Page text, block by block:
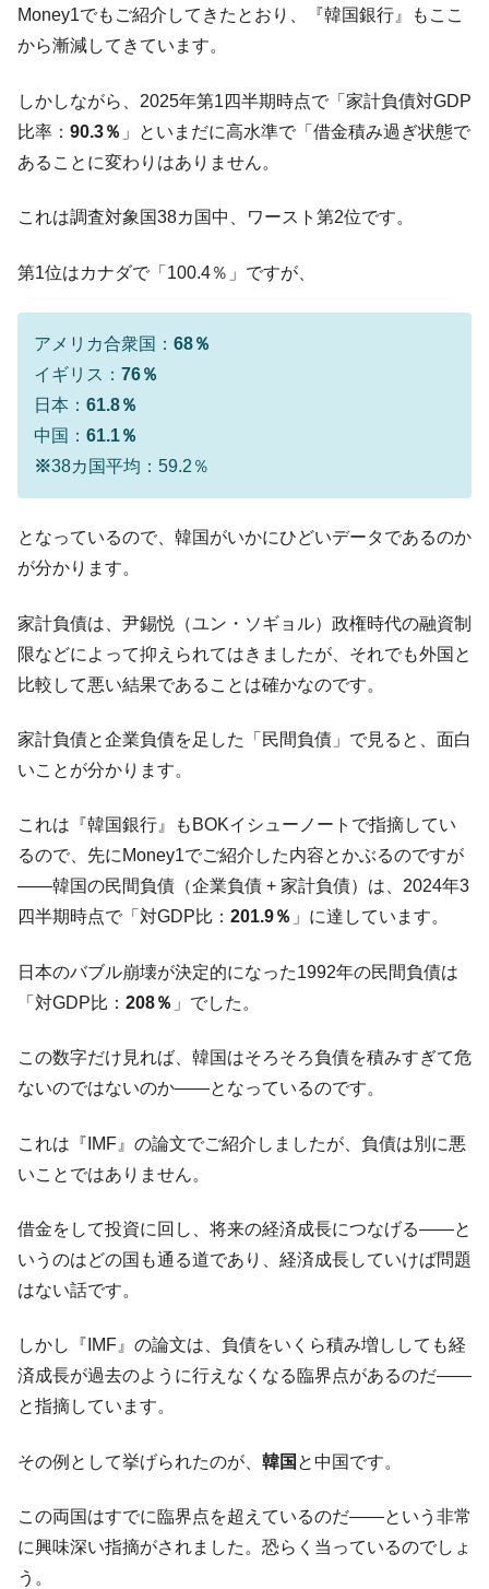
『Money1』
韓国･帰ってきた李在明。李在明を支持しな
い「50.5％」に上昇
韓国大統領府ボンクラ政策室長が告発され
た ⇒ 国家が行った恐るべき株価操作であり、空前の国政壟
断
『Money1』
韓国･警察職員が「丸刈りになって抗議活
中国だけが鉄鋼輸出を異常増加させる ⇒ 中
種は全般的「不調」⇒ PSIが示す現況は決して良くない。
『Money1』
【米韓激突案件】韓国消費者院が『クーパ
ン』1人当たり賠償10万ウォンを認定 ⇒ 総額3兆7,000億
『Money1』
「KDDX」1番艦、2032年竣工と公示
に韓国がいっちょがみしたのでは。
『Money1』
1.9倍！
『Money1』
在韓米国大使スティールが着韓！⇒ さっそ
く空港に詰めかけ「出て行け！」「極右勢力」のプラカー
『Money1』
韓国政府「2035年までに18.4GW規模のAIデ
ータセンター整備」⇒ だから無理だってば。
ほぼ終わった」
『Money1』
韓国『国民年金公団』株価暴落で200兆蒸
発。
『Money1』
韓国政府「ニセＫ-ブランドを通報しようキ
『Money1』
韓国「橋が落ちました」⇒ 耐久性「なさす
ぎ」では。
営業利益80.2％も減少
『Money1』
米国下院「韓国の公務員個人をターゲット
する差別。許してはおかぬ
『Money1』
韓国ボンクラ政策室長･金容範、株価暴落に
業績「史上最高益」当期純利益は前年同期比13.4倍に。
日本の誇る海洋資源調査船『白嶺』は先進技術の
Fact1
夏の甲子園、優勝校を最も多く輩出している都道
府県とは？
Fact1 奇跡の毛色「白毛馬」とは？
える賞金とは？
Fact1 平成仮面ライダーの意外すぎるモチーフとは？
Money1でもご紹介してきたとおり、『韓国銀行』もここ
から漸減してきています。
しかしながら、2025年第1四半期時点で「家計負債対GDP
比率： 90.3％ 」といまだに高水準で「借金積み過ぎ状態で
あることに変わりはありません。
これは調査対象国38カ国中、ワースト第2位です。
第1位はカナダで「100.4％」ですが、
アメリカ合衆国： 68％
イギリス： 76％
日本： 61.8％
中国： 61.1％
※38カ国平均：59.2％
となっているので、韓国がいかにひどいデータであるのか
が分かります。
家計負債は、尹錫悦（ユン・ソギョル）政権時代の融資制
限などによって抑えられてはきましたが、それでも外国と
比較して悪い結果であることは確かなのです。
家計負債と企業負債を足した「民間負債」で見ると、面白
いことが分かります。
これは『韓国銀行』もBOKイシューノートで指摘してい
るので、先にMoney1でご紹介した内容とかぶるのですが
――韓国の民間負債（企業負債 + 家計負債）は、2024年3
四半期時点で「対GDP比： 201.9％ 」に達しています。
日本のバブル崩壊が決定的になった1992年の民間負債は
「対GDP比： 208％ 」でした。
この数字だけ見れば、韓国はそろそろ負債を積みすぎて危
ないのではないのか――となっているのです。
これは『IMF』の論文でご紹介しましたが、負債は別に悪
いことではありません。
借金をして投資に回し、将来の経済成長につなげる――と
いうのはどの国も通る道であり、経済成長していけば問題
はない話です。
しかし『IMF』の論文は、負債をいくら積み増ししても経
済成長が過去のように行えなくなる臨界点があるのだ――
と指摘しています。
その例として挙げられたのが、 韓国 と中国です。
この両国はすでに臨界点を超えているのだ――という非常
に興味深い指摘がされました。恐らく当っているのでしょ
う。